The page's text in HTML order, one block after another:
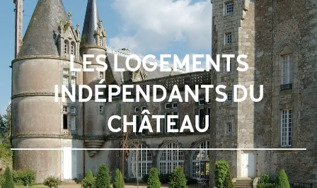
LES LOGEMENTS
INDÉPENDANTS DU
CHÂTEAU